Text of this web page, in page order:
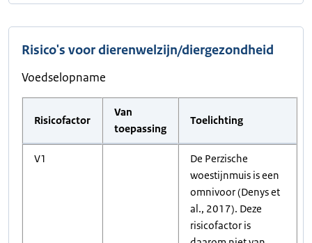
Risico's voor dierenwelzijn/diergezondheid
Voedselopname
Risicofactor
Van
toepassing
Toelichting
V1
De Perzische
woestijnmuis is een
omnivoor (Denys et
al., 2017). Deze
risicofactor is